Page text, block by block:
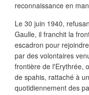
reconnaissance en
Le 30 juin 1940,
Gaulle, il franchit la
escadron pour
par des volontaires
frontière de l'Erythrée,
de spahis, rattaché à
quotidiennement des